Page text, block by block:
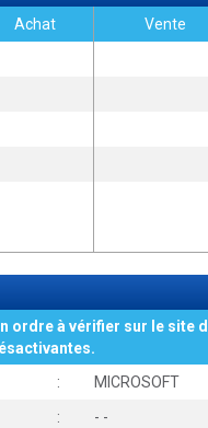
Achat Vente
ordre à vérifier sur le site
:
MICROSOFT
: - -